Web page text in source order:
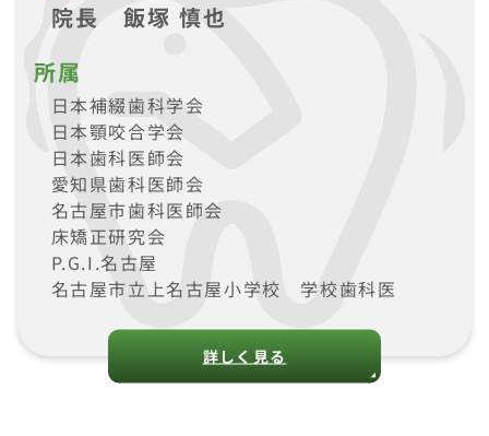
院長 飯塚 慎也
所属
日本補綴歯科学会
日本顎咬合学会
日本歯科医師会
愛知県歯科医師会
名古屋市歯科医師会
床矯正研究会
P.G.I.名古屋
名古屋市立上名古屋小学校 学校歯科医
詳しく見る